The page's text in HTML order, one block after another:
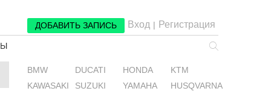
ДОБАВИТЬ ЗАПИСЬ Вход | Регистрация
BMW DUCATI HONDA
KTM
KAWASAKI
SUZUKI YAMAHA
HUSQVARNA